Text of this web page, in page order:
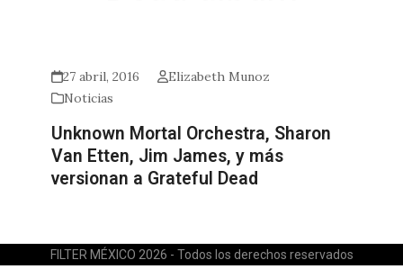
27 abril, 2016
Elizabeth Munoz
Noticias
Unknown Mortal Orchestra, Sharon
Van Etten, Jim James, y más
versionan a Grateful Dead
FILTER MÉXICO 2026 - Todos los derechos reservados